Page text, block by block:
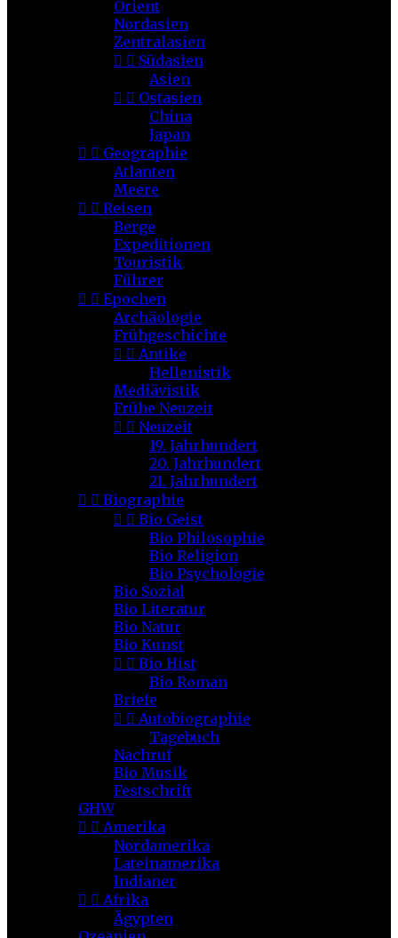
Orient
Nordasien
Zentralasien
  Südasien
Asien
  Ostasien
China
Japan
  Geographie
Atlanten
Meere
  Reisen
Berge
Expeditionen
Touristik
Führer
  Epochen
Archäologie
Frühgeschichte
  Antike
Hellenistik
Mediävistik
Frühe Neuzeit
  Neuzeit
19. Jahrhundert
20. Jahrhundert
21. Jahrhundert
  Biographie
  Bio Geist
Bio Philosophie
Bio Religion
Bio Psychologie
Bio Sozial
Bio Literatur
Bio Natur
Bio Kunst
  Bio Hist
Bio Roman
Briefe
  Autobiographie
Tagebuch
Nachruf
Bio Musik
Festschrift
GHW
  Amerika
Nordamerika
Lateinamerika
Indianer
  Afrika
Ägypten